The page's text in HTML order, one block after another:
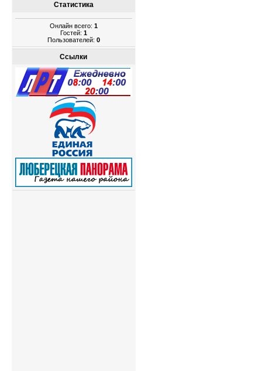
Статистика
Онлайн всего: 1
Гостей: 1
Пользователей: 0
Ссылки